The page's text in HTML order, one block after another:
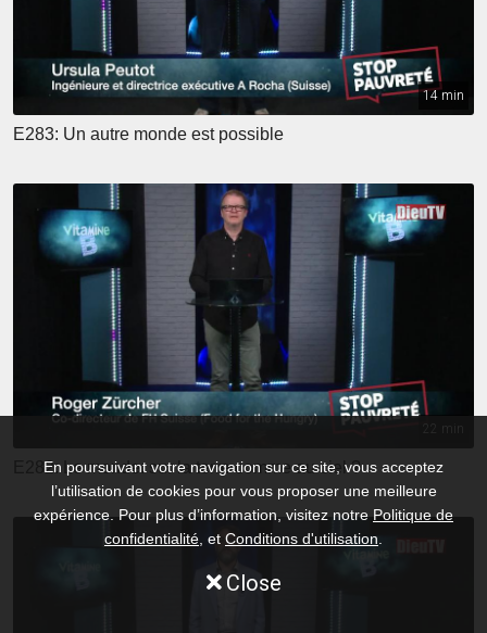
14 min
E283: Un autre monde est possible
22 min
E282: Le monde: sur la terre comme au ciel ?
En poursuivant votre navigation sur ce site, vous acceptez
l’utilisation de cookies pour vous proposer une meilleure
expérience. Pour plus d’information, visitez notrePolitique de
confidentialité , et Conditions d'utilisation